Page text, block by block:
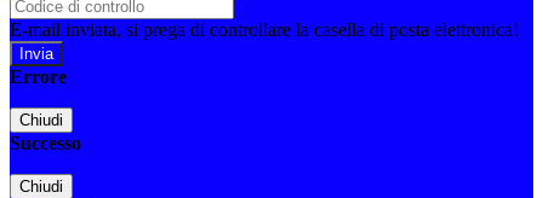
E-mail inviata, si prega di controllare la casella di posta elettronica!
Errore
Chiudi
Successo
Chiudi